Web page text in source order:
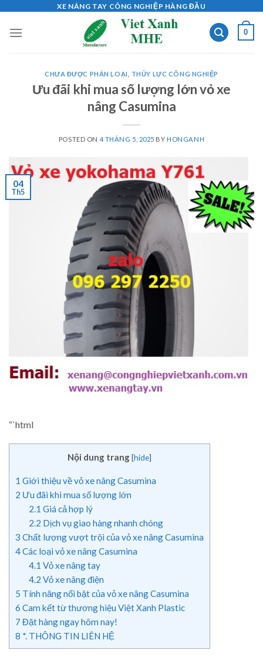
content
XE NÂNG TAY CÔNG NGHIỆP HÀNG ĐẦU
0
CHƯA ĐƯỢC PHÂN LOẠI THỦY LỰC CÔNG NGHIỆP
Ưu đãi khi mua số lượng lớn vỏ xe
nâng Casumina
POSTED ON 4 THÁNG 5, 2025 BYHONGANH
04
Th5
“`html
Nội dung trang[hide]
1 Giới thiệu về vỏ xe nâng Casumina
2 Ưu đãi khi mua số lượng lớn
2.1 Giá cả hợp lý
2.2 Dịch vụ giao hàng nhanh chóng
3 Chất lượng vượt trội của vỏ xe nâng Casumina
4Các loại vỏ xe nâng Casumina
4.1 Vỏ xe nâng tay
4.2 Vỏ xe nâng điện
5 Tính năng nổi bật của vỏ xe nâng Casumina
6 Cam kết từ thương hiệu Việt Xanh Plastic
7 Đặt hàng ngay hôm nay!
8 *. THÔNG TIN LIÊN HỆ